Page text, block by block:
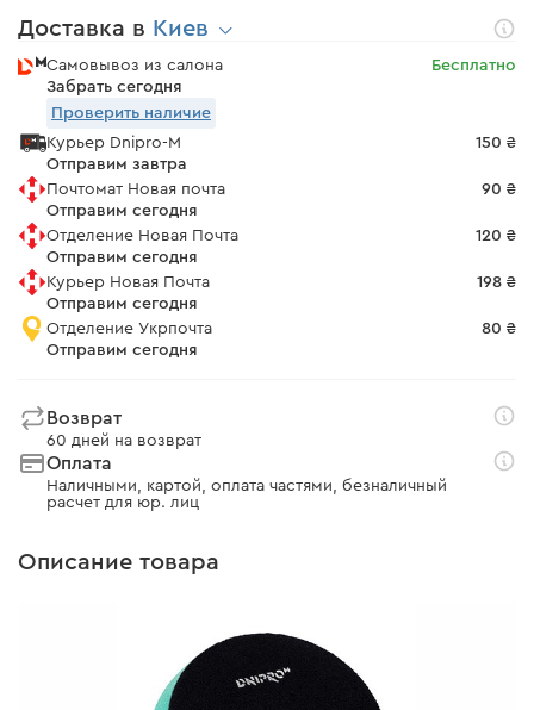
Доставка в Киев
Самовывоз из салона
Забрать сегодня
Бесплатно
Проверить наличие
Курьер Dnipro-M
Отправим завтра
150 ₴
Почтомат Новая почта
Отправим сегодня
90 ₴
Отделение Новая Почта
Отправим сегодня
120 ₴
Курьер Новая Почта
Отправим сегодня
198 ₴
Отделение Укрпочта
Отправим сегодня
80 ₴
Возврат
60 дней на возврат
Оплата
Наличными, картой, оплата частями, безналичный
расчет для юр. лиц
Описание товара